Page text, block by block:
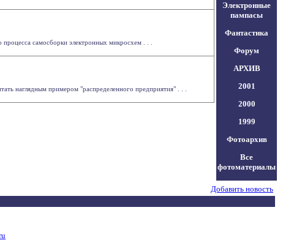
самосборки электронных микросхем . . .
наглядным примером "распределенного предприятия" . . .
Электронные
пампасы
Фантастика
Форум
АРХИВ
2001
2000
1999
Фотоархив
Все
фотоматериалы
Добавить новость